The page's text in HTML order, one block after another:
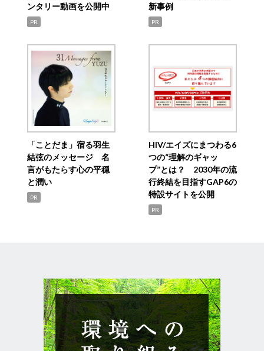
ンタリー動画を公開中
PR
新事例
PR
「ことだま」宿る羽生
結弦のメッセージ 名
言がもたらす心の平穏
と潤い
PR
HIV/エイズにまつわる6
つの“理解のギャッ
プ”とは？ 2030年の流
行終結を目指すGAP6の
特設サイトを公開
PR